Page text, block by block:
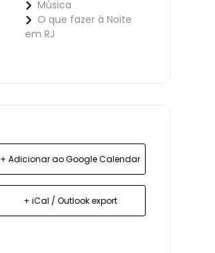
Música
O que fazer à Noite
em RJ
+ Adicionar ao Google Calendar
+ iCal / Outlook export